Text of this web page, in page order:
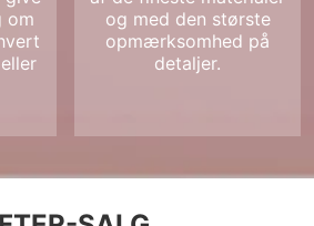
om
og med den største
opmærksomhed på
detaljer.